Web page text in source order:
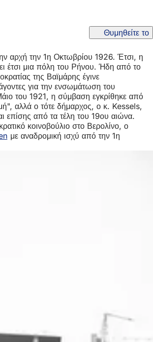
Θυμηθείτε το
αρχή την 1η Οκτωβρίου 1926. Έτσι, η
έτσι μια πόλη του Ρήνου. Ήδη από το
της Βαϊμάρης έγινε
για την ενσωμάτωση του
του 1921, η σύμβαση εγκρίθηκε από
αλλά ο τότε δήμαρχος, ο κ. Kessels,
επίσης από τα τέλη του 19ου αιώνα.
κοινοβούλιο στο Βερολίνο, ο
με αναδρομική ισχύ από την 1η